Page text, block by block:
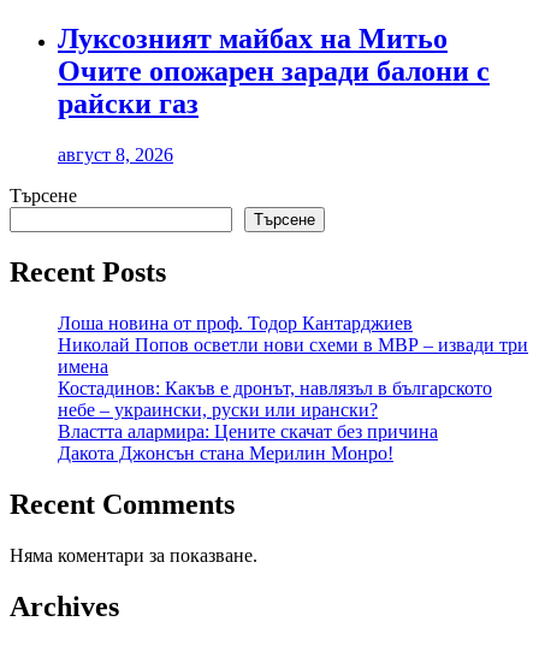
Луксозният майбах на Митьо
Очите опожарен заради балони с
райски газ
август 8, 2026
Търсене
Търсене
Recent Posts
Лоша новина от проф. Тодор Кантарджиев
Николай Попов осветли нови схеми в МВР – извади три
имена
Костадинов: Какъв е дронът, навлязъл в българското
небе – украински, руски или ирански?
Властта алармира: Цените скачат без причина
Дакота Джонсън стана Мерилин Монро!
Recent Comments
Няма коментари за показване.
Archives